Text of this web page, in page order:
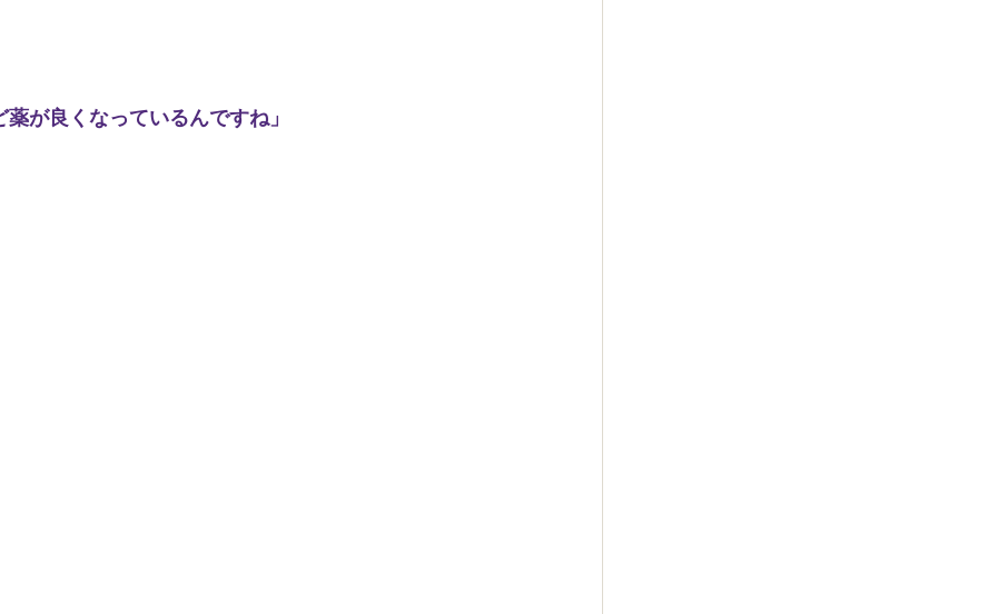
が良くなっているんですね」